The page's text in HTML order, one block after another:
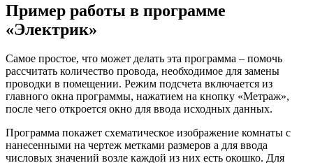
Пример работы в программе
«Электрик»
Самое простое, что может делать эта программа – помочь
рассчитать количество провода, необходимое для замены
проводки в помещении. Режим подсчета включается из
главного окна программы, нажатием на кнопку «Метраж»,
после чего откроется окно для ввода исходных данных.
Программа покажет схематическое изображение комнаты с
нанесенными на чертеж метками размеров а для ввода
числовых значений возле каждой из них есть окошко. Для